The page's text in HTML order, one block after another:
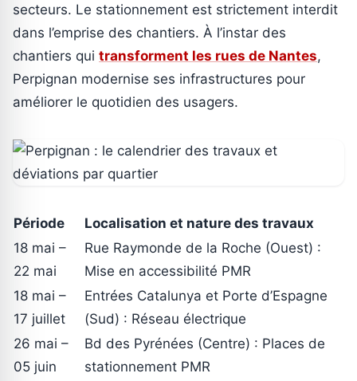
secteurs. Le stationnement est strictement interdit
dans l’emprise des chantiers. À l’instar des
chantiers qui transforment les rues de Nantes,
Perpignan modernise ses infrastructures pour
améliorer le quotidien des usagers.
Période
Localisation et nature des travaux
18 mai –
22 mai
Rue Raymonde de la Roche (Ouest) :
Mise en accessibilité PMR
18 mai –
17 juillet
Entrées Catalunya et Porte d’Espagne
(Sud) : Réseau électrique
26 mai –
05 juin
Bd des Pyrénées (Centre) : Places de
stationnement PMR